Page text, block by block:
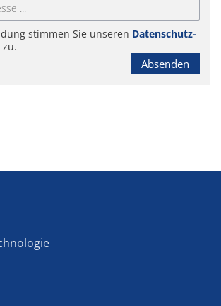
stimmen Sie unseren Datenschutz-
zu.
Absenden